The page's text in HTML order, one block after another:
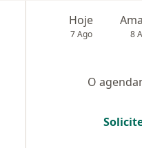
Hoje
7 Ago 8
O